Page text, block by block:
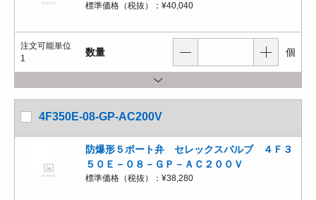
標準価格（税抜）： ¥40,040
注文可能単位
1
数量 個
4F350E-08-GP-AC200V
防爆形５ポート弁 セレックスバルブ ４Ｆ３
５０Ｅ－０８－ＧＰ－ＡＣ２００Ｖ
標準価格（税抜）： ¥38,280